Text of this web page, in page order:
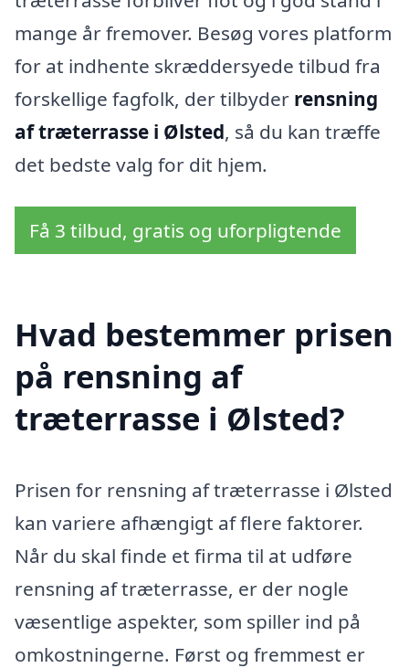
mange år fremover. Besøg vores platform
for at indhente skræddersyede tilbud fra
forskellige fagfolk, der tilbyder rensning
af træterrasse i Ølsted, så du kan træffe
det bedste valg for dit hjem.
Få 3 tilbud, gratis og uforpligtende
Hvad bestemmer prisen
på rensning af
træterrasse i Ølsted?
Prisen for rensning af træterrasse i Ølsted
kan variere afhængigt af flere faktorer.
Når du skal finde et firma til at udføre
rensning af træterrasse, er der nogle
væsentlige aspekter, som spiller ind på
omkostningerne. Først og fremmest er